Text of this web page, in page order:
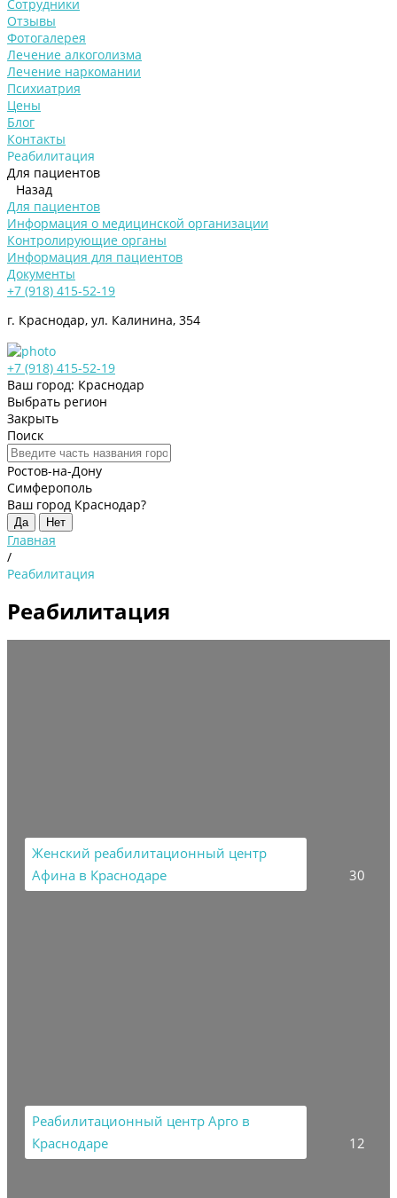
Сотрудники
Отзывы
Фотогалерея
Лечение алкоголизма
Лечение наркомании
Психиатрия
Цены
Блог
Контакты
Реабилитация
Для пациентов
Назад
Для пациентов
Информация о медицинской организации
Контролирующие органы
Информация для пациентов
Документы
+7 (918) 415-52-19
г. Краснодар, ул. Калинина, 354
+7 (918) 415-52-19
Ваш город: Краснодар
Выбрать регион
Закрыть
Поиск
Ростов-на-Дону
Симферополь
Ваш город Краснодар?
Да Нет
Главная
/
Реабилитация
Реабилитация
Женский реабилитационный центр
Афина в Краснодаре
30
Реабилитационный центр Арго в
Краснодаре
12